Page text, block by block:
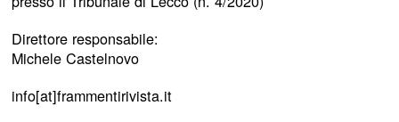
Direttore responsabile:
Michele Castelnovo
info[at]frammentirivista.it